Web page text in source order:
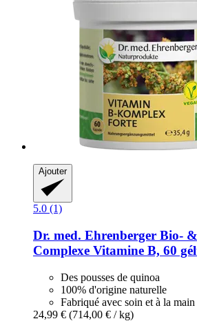
Ajouter
5.0 (1)
Dr. med. Ehrenberger Bio-
Complexe Vitamine B, 60
Des pousses de quinoa
100% d'origine naturelle
Fabriqué avec soin et à la main
24,99 € (714,00 € / kg)